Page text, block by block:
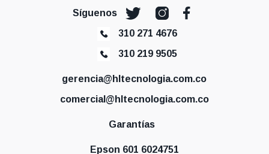
Síguenos
310 271 4676
310 219 9505
gerencia@hltecnologia.com.co
comercial@hltecnologia.com.co
Garantías
Epson 601 6024751